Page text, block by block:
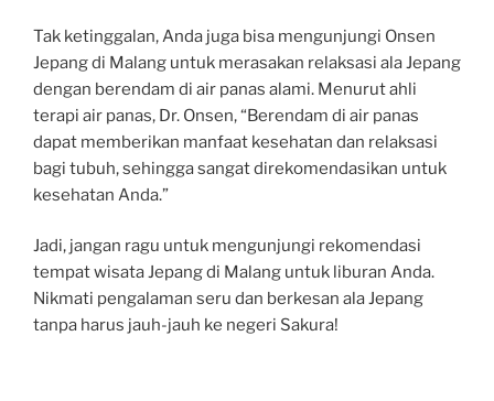
Tak ketinggalan, Anda juga bisa mengunjungi Onsen
Jepang di Malang untuk merasakan relaksasi ala Jepang
dengan berendam di air panas alami. Menurut ahli
terapi air panas, Dr. Onsen, “Berendam di air panas
dapat memberikan manfaat kesehatan dan relaksasi
bagi tubuh, sehingga sangat direkomendasikan untuk
kesehatan Anda.”
Jadi, jangan ragu untuk mengunjungi rekomendasi
tempat wisata Jepang di Malang untuk liburan Anda.
Nikmati pengalaman seru dan berkesan ala Jepang
tanpa harus jauh-jauh ke negeri Sakura!